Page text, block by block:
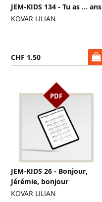
JEM-KIDS 134 - Tu as ... ans
KOVAR LILIAN
CHF 1.50
PDF
JEM-KIDS 26 - Bonjour,
Jérémie, bonjour
KOVAR LILIAN